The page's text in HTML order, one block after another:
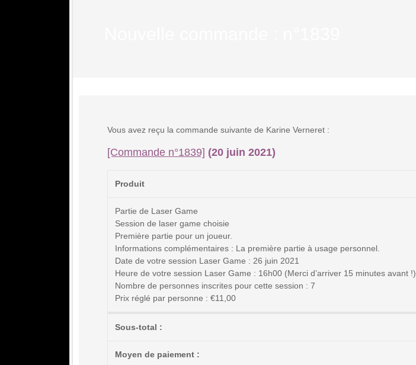
Vous avez reçu la commande suivante de Karine Verneret :
[Commande n°1839] (20 juin 2021)
Produit
Partie de Laser Game
Session de laser game choisie
Première partie pour un joueur.
Informations complémentaires : La première partie à usage personnel.
Date de votre session Laser Game : 26 juin 2021
Heure de votre session Laser Game : 16h00 (Merci d’arriver 15 minutes avant !)
Nombre de personnes inscrites pour cette session : 7
Prix réglé par personne : €11,00
Sous-total :
Moyen de paiement :